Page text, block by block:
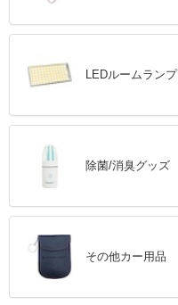
LEDルームランプ
除菌/消臭グッズ
その他カー用品